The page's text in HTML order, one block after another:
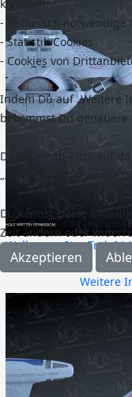
Wallpaper Star Trek 014
kommen:
- Technisch notwendige
- Statistik-Cookies
- Cookies von
Indem Du auf „Weitere
bekommst Du
Durch einen Klick auf
„Akzeptieren“ stimmst
Du kannst Deine
Zeit ändern oder
Akzeptieren
Weitere